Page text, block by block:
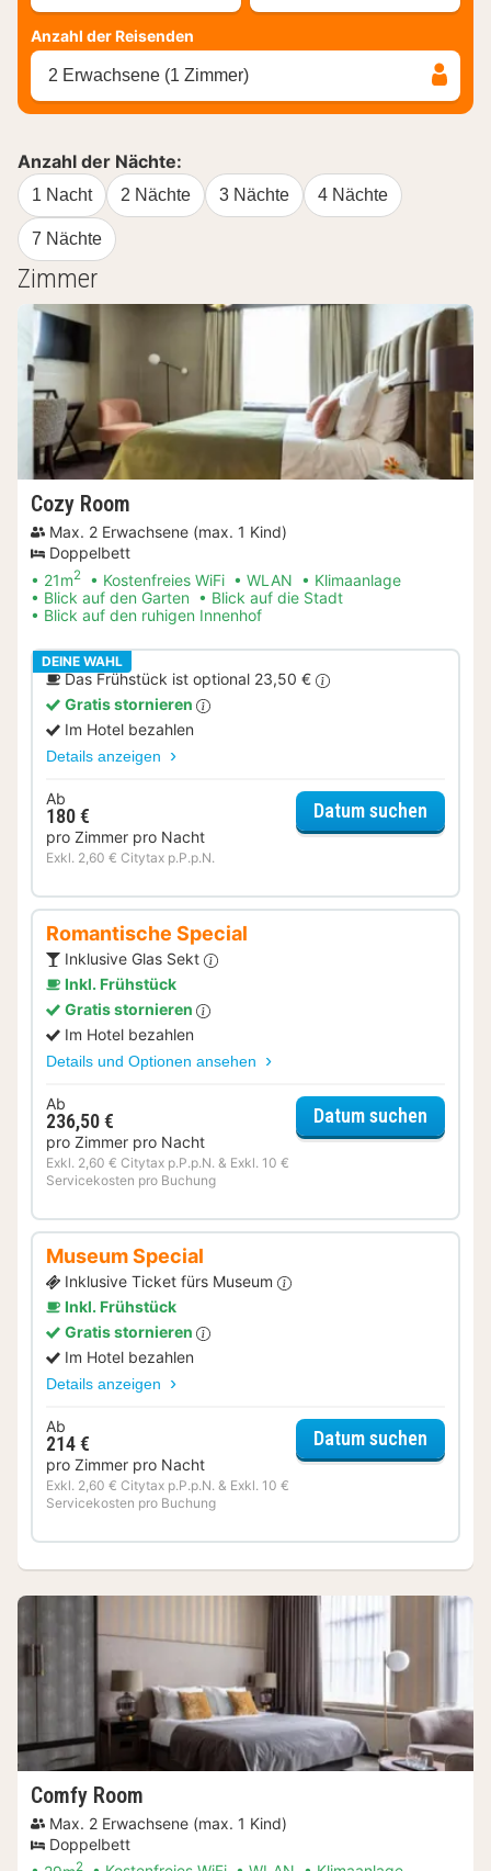
Anzahl der Reisenden
2 Erwachsene (1 Zimmer)
Anzahl der Nächte:
1 Nacht 2 Nächte 3 Nächte 4 Nächte
7 Nächte
Zimmer
Cozy Room
Max. 2 Erwachsene (max. 1 Kind)
Doppelbett
21m2 Kostenfreies WiFi WLAN
Klimaanlage
Blick auf den Garten
Blick auf die Stadt
Blick auf den ruhigen Innenhof
DEINE WAHL
Das Frühstück ist optional 23,50 €
Gratis stornieren
Im Hotel bezahlen
Details anzeigen
Ab
180 €
pro Zimmer pro Nacht
Exkl. 2,60 € Citytax p.P.p.N.
Datum suchen
Romantische Special
Inklusive Glas Sekt
Inkl. Frühstück
Gratis stornieren
Im Hotel bezahlen
Details und Optionen ansehen
Ab
236,50 €
pro Zimmer pro Nacht
Exkl. 2,60 € Citytax p.P.p.N. & Exkl. 10 €
Servicekosten pro Buchung
Datum suchen
Museum Special
Inklusive Ticket fürs Museum
Inkl. Frühstück
Gratis stornieren
Im Hotel bezahlen
Details anzeigen
Ab
214 €
pro Zimmer pro Nacht
Exkl. 2,60 € Citytax p.P.p.N. & Exkl. 10 €
Servicekosten pro Buchung
Datum suchen
Comfy Room
Max. 2 Erwachsene (max. 1 Kind)
Doppelbett
2